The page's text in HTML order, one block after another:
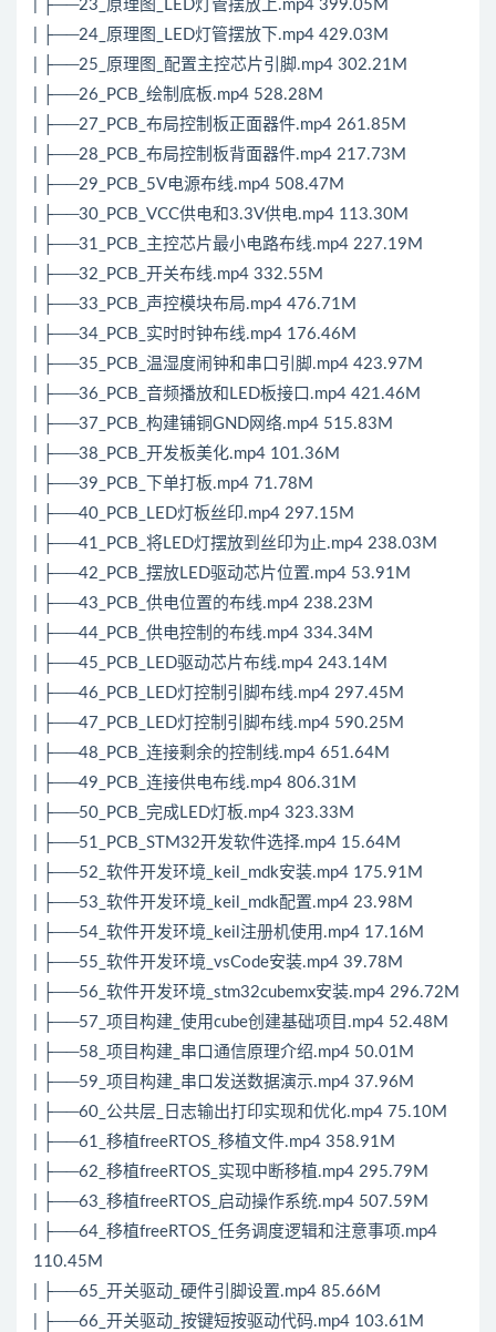
| ├──23_原理图_LED灯管摆放上.mp4 399.05M
| ├──24_原理图_LED灯管摆放下.mp4 429.03M
| ├──25_原理图_配置主控芯片引脚.mp4 302.21M
| ├──26_PCB_绘制底板.mp4 528.28M
| ├──27_PCB_布局控制板正面器件.mp4 261.85M
| ├──28_PCB_布局控制板背面器件.mp4 217.73M
| ├──29_PCB_5V电源布线.mp4 508.47M
| ├──30_PCB_VCC供电和3.3V供电.mp4 113.30M
| ├──31_PCB_主控芯片最小电路布线.mp4 227.19M
| ├──32_PCB_开关布线.mp4 332.55M
| ├──33_PCB_声控模块布局.mp4 476.71M
| ├──34_PCB_实时时钟布线.mp4 176.46M
| ├──35_PCB_温湿度闹钟和串口引脚.mp4 423.97M
| ├──36_PCB_音频播放和LED板接口.mp4 421.46M
| ├──37_PCB_构建铺铜GND网络.mp4 515.83M
| ├──38_PCB_开发板美化.mp4 101.36M
| ├──39_PCB_下单打板.mp4 71.78M
| ├──40_PCB_LED灯板丝印.mp4 297.15M
| ├──41_PCB_将LED灯摆放到丝印为止.mp4 238.03M
| ├──42_PCB_摆放LED驱动芯片位置.mp4 53.91M
| ├──43_PCB_供电位置的布线.mp4 238.23M
| ├──44_PCB_供电控制的布线.mp4 334.34M
| ├──45_PCB_LED驱动芯片布线.mp4 243.14M
| ├──46_PCB_LED灯控制引脚布线.mp4 297.45M
| ├──47_PCB_LED灯控制引脚布线.mp4 590.25M
| ├──48_PCB_连接剩余的控制线.mp4 651.64M
| ├──49_PCB_连接供电布线.mp4 806.31M
| ├──50_PCB_完成LED灯板.mp4 323.33M
| ├──51_PCB_STM32开发软件选择.mp4 15.64M
| ├──52_软件开发环境_keil_mdk安装.mp4 175.91M
| ├──53_软件开发环境_keil_mdk配置.mp4 23.98M
| ├──54_软件开发环境_keil注册机使用.mp4 17.16M
| ├──55_软件开发环境_vsCode安装.mp4 39.78M
| ├──56_软件开发环境_stm32cubemx安装.mp4 296.72M
| ├──57_项目构建_使用cube创建基础项目.mp4 52.48M
| ├──58_项目构建_串口通信原理介绍.mp4 50.01M
| ├──59_项目构建_串口发送数据演示.mp4 37.96M
| ├──60_公共层_日志输出打印实现和优化.mp4 75.10M
| ├──61_移植freeRTOS_移植文件.mp4 358.91M
| ├──62_移植freeRTOS_实现中断移植.mp4 295.79M
| ├──63_移植freeRTOS_启动操作系统.mp4 507.59M
| ├──64_移植freeRTOS_任务调度逻辑和注意事项.mp4
110.45M
| ├──65_开关驱动_硬件引脚设置.mp4 85.66M
| ├──66_开关驱动_按键短按驱动代码.mp4 103.61M